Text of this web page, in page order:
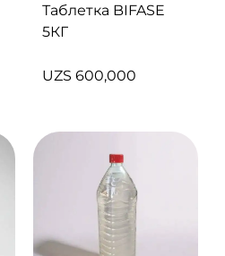
Таблетка BIFASE
5КГ
UZS 600,000